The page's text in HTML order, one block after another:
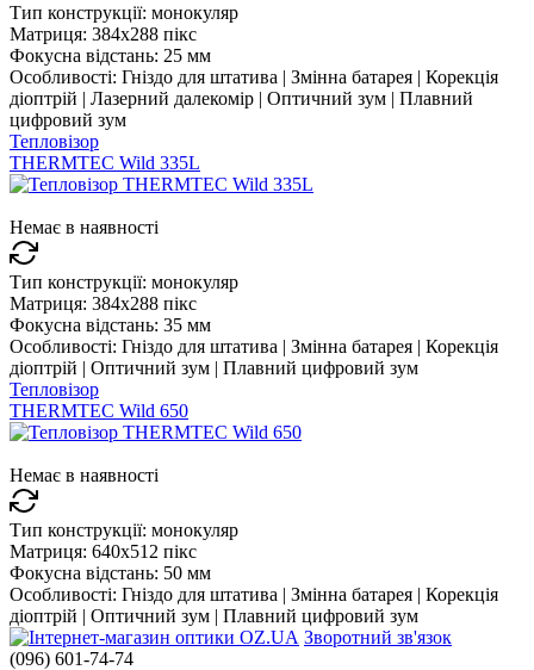
Тип конструкції: монокуляр
Матриця: 384x288 пікс
Фокусна відстань: 25 мм
Особливості: Гніздо для штатива | Змінна батарея | Корекція
діоптрій | Лазерний далекомір | Оптичний зум | Плавний
цифровий зум
Тепловізор
THERMTEC Wild 335L
Немає в наявності
Тип конструкції: монокуляр
Матриця: 384x288 пікс
Фокусна відстань: 35 мм
Особливості: Гніздо для штатива | Змінна батарея | Корекція
діоптрій | Оптичний зум | Плавний цифровий зум
Тепловізор
THERMTEC Wild 650
Немає в наявності
Тип конструкції: монокуляр
Матриця: 640x512 пікс
Фокусна відстань: 50 мм
Особливості: Гніздо для штатива | Змінна батарея | Корекція
діоптрій | Оптичний зум | Плавний цифровий зум
Зворотний зв'язок
(096) 601-74-74